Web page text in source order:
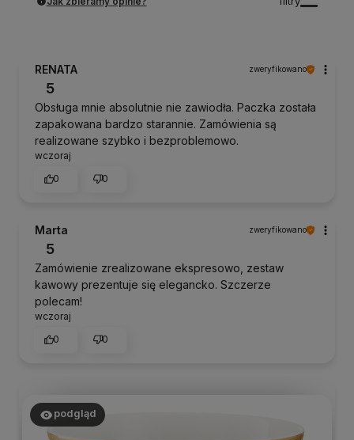
RENATA zweryfikowano
5
Obsługa mnie absolutnie nie zawiodła. Paczka została
zapakowana bardzo starannie. Zamówienia są
realizowane szybko i bezproblemowo.
wczoraj
0
0
Marta zweryfikowano
5
Zamówienie zrealizowane ekspresowo, zestaw
kawowy prezentuje się elegancko. Szczerze
polecam!
wczoraj
0
0
podgląd